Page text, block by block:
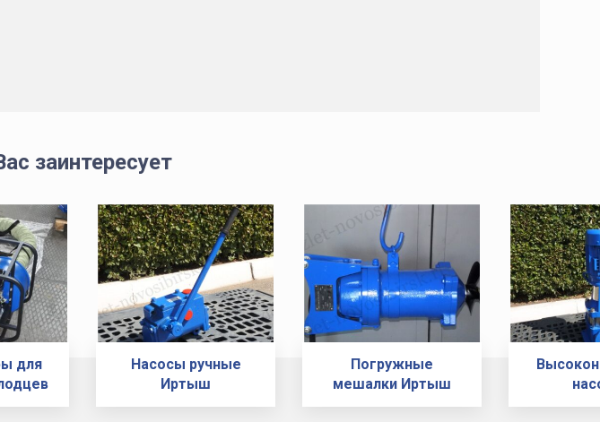
заинтересует
для
Насосы ручные
Иртыш
Погружные
мешалки Иртыш